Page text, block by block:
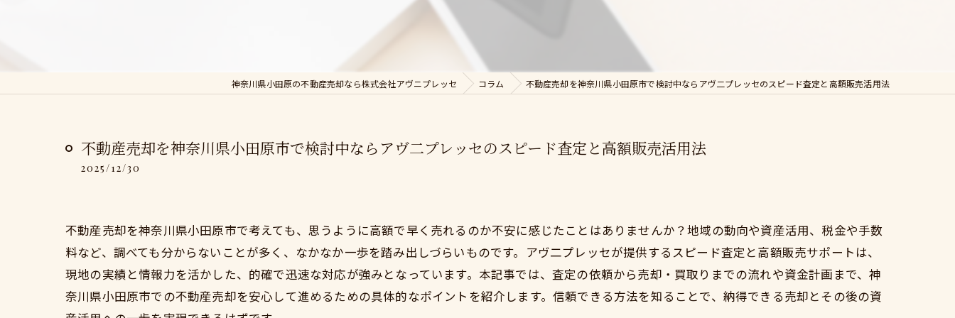
神奈川県小田原の不動産売却なら株式会社アヴニプレッセ コラム 不動産売却を神奈川県小田原市で検討中ならアヴ二プレッセのスピード査定と高額販売活用法
不動産売却を神奈川県小田原市で検討中ならアヴ二プレッセのスピード査定と高額販売活用法
2025/12/30
不動産売却を神奈川県小田原市で考えても、思うように高額で早く売れるのか不安に感じたことはありませんか？地域の動向や資産活用、税金や手数
料など、調べても分からないことが多く、なかなか一歩を踏み出しづらいものです。アヴ二プレッセが提供するスピード査定と高額販売サポートは、
現地の実績と情報力を活かした、的確で迅速な対応が強みとなっています。本記事では、査定の依頼から売却・買取りまでの流れや資金計画まで、神
奈川県小田原市での不動産売却を安心して進めるための具体的なポイントを紹介します。信頼できる方法を知ることで、納得できる売却とその後の資